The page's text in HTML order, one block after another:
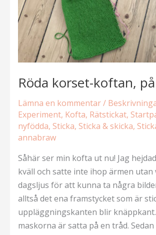
Röda korset-koftan,
Lämna en kommentar/
Experiment, Kofta, Rätstickat,
nyfödda, Sticka, Sticka & skicka,
annabraw
Såhär ser min kofta ut nu! Jag
kväll och satte inte ihop ärmen utan
dagsljus för att kunna ta några
alltså det ena framstycket som är
uppläggningskanten blir knäppkant.
maskorna är satta på en tråd.